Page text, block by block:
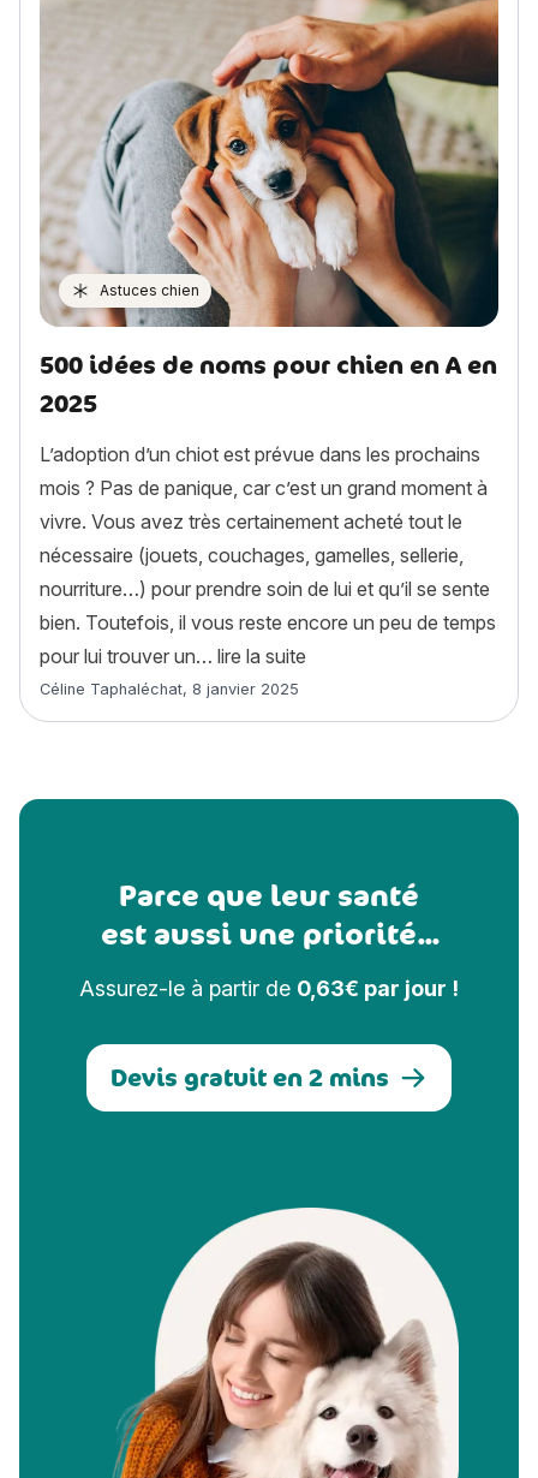
Astuces chien
500 idées de noms pour chien en A en
2025
L’adoption d’un chiot est prévue dans les prochains
mois ? Pas de panique, car c’est un grand moment à
vivre. Vous avez très certainement acheté tout le
nécessaire (jouets, couchages, gamelles, sellerie,
nourriture…) pour prendre soin de lui et qu’il se sente
bien. Toutefois, il vous reste encore un peu de temps
pour lui trouver un… lire la suite
Article rédigé par
Céline Taphaléchat, 8 janvier 2025
Parce que leur santé
est aussi une priorité...
Assurez-le à partir de 0,63€ par jour !
Devis gratuit en 2 mins